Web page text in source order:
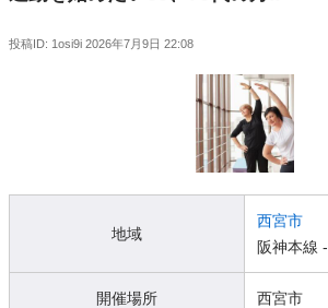
投稿ID: 1osi9i 2026年7月9日 22:08
地域
西宮市
阪神本線 -
開催場所 西宮市